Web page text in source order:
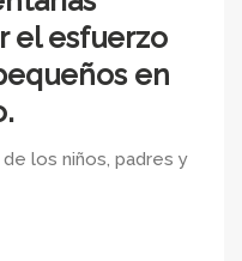
el esfuerzo
en
los niños, padres y